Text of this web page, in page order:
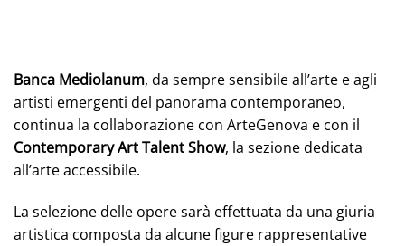
Banca Mediolanum, da sempre sensibile all’arte e agli
artisti emergenti del panorama contemporaneo,
continua la collaborazione con ArteGenova e con il
Contemporary Art Talent Show, la sezione dedicata
all’arte accessibile.
La selezione delle opere sarà effettuata da una giuria
artistica composta da alcune figure rappresentative